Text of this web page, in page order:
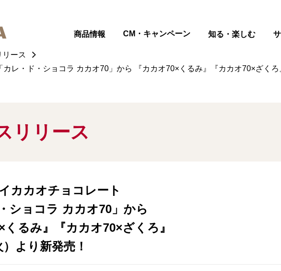
商品情報 CM・キャンペーン 知る・楽しむ
リース
レ・ド・ショコラ カカオ70」から 『カカオ70×くるみ』『カカオ70×ざく
リリース
カカオチョコレート
ショコラ カカオ70」から
くるみ』『カカオ70×ざくろ』
より新発売！